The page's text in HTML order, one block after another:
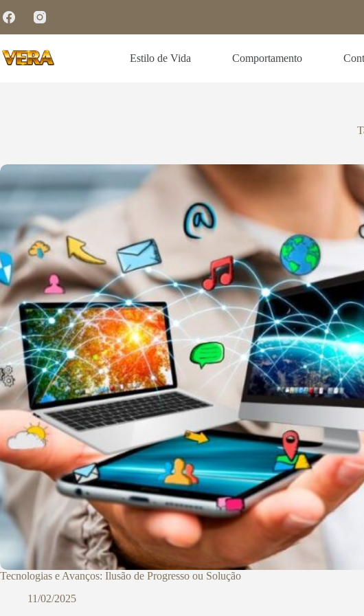
Estilo de Vida Comportamento
Tecnologias e Avanços: Ilusão de Progresso ou Solução
11/02/2025